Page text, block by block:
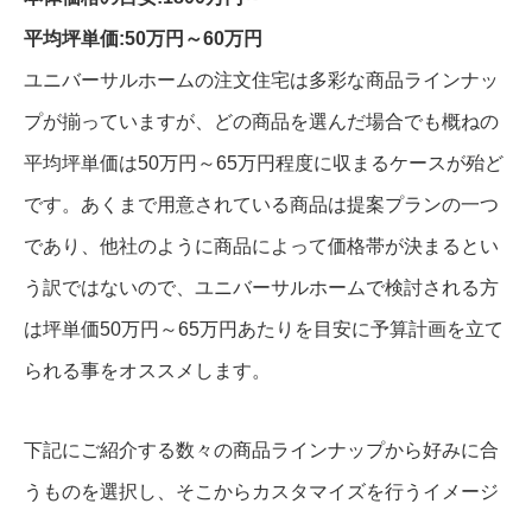
平均坪単価:50万円～60万円
ユニバーサルホームの注文住宅は多彩な商品ラインナッ
プが揃っていますが、どの商品を選んだ場合でも概ねの
平均坪単価は50万円～65万円程度に収まるケースが殆ど
です。あくまで用意されている商品は提案プランの一つ
であり、他社のように商品によって価格帯が決まるとい
う訳ではないので、ユニバーサルホームで検討される方
は坪単価50万円～65万円あたりを目安に予算計画を立て
られる事をオススメします。
下記にご紹介する数々の商品ラインナップから好みに合
うものを選択し、そこからカスタマイズを行うイメージ